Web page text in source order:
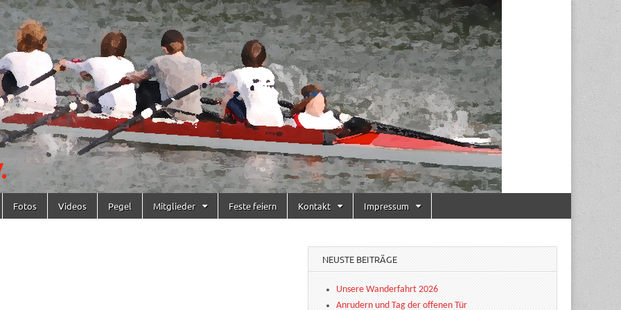
Fotos Videos Pegel Mitglieder Feste feiern Kontakt Impressum
NEUSTE BEITRÄGE
Unsere Wanderfahrt 2026
Anrudern und Tag der offenen Tür